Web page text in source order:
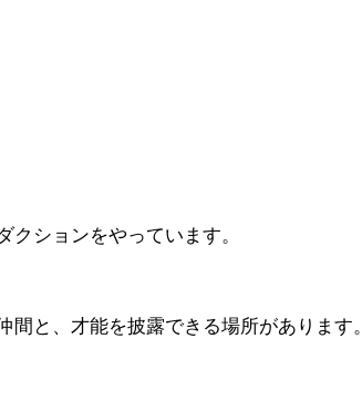
クションをやっています。
と、才能を披露できる場所があります。